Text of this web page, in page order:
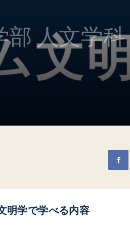
部 人文学
明学で学べる内容